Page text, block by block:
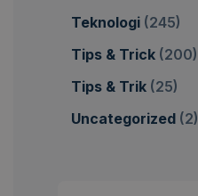
Teknologi (245)
Tips & Trick (200)
Tips & Trik (25)
Uncategorized (2)